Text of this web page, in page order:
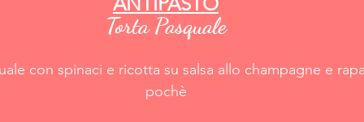
Torta Pasquale
con spinaci e ricotta su salsa allo champagne e
pochè